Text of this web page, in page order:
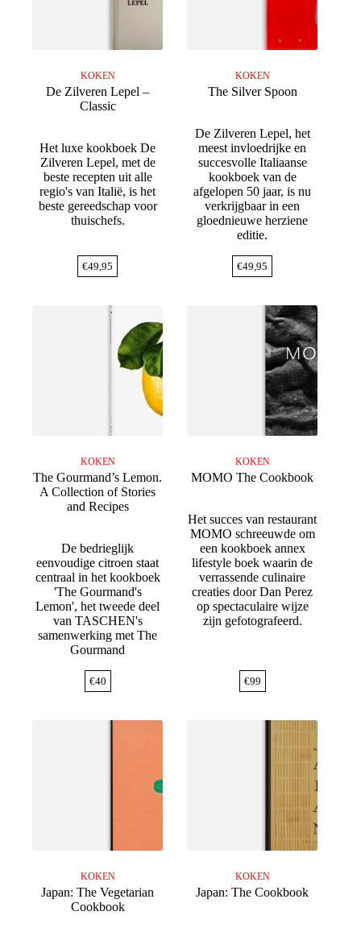
KOKEN
De Zilveren Lepel –
Classic
Het luxe kookboek De
Zilveren Lepel, met de
beste recepten uit alle
regio's van Italië, is het
beste gereedschap voor
thuischefs.
€49,95
KOKEN
The Silver Spoon
De Zilveren Lepel, het
meest invloedrijke en
succesvolle Italiaanse
kookboek van de
afgelopen 50 jaar, is nu
verkrijgbaar in een
gloednieuwe herziene
editie.
€49,95
KOKEN
The Gourmand’s Lemon.
A Collection of Stories
and Recipes
De bedrieglijk
eenvoudige citroen staat
centraal in het kookboek
'The Gourmand's
Lemon', het tweede deel
van TASCHEN's
samenwerking met The
Gourmand
€40
KOKEN
MOMO The Cookbook
Het succes van restaurant
MOMO schreeuwde om
een kookboek annex
lifestyle boek waarin de
verrassende culinaire
creaties door Dan Perez
op spectaculaire wijze
zijn gefotografeerd.
€99
KOKEN
Japan: The Vegetarian
Cookbook
KOKEN
Japan: The Cookbook